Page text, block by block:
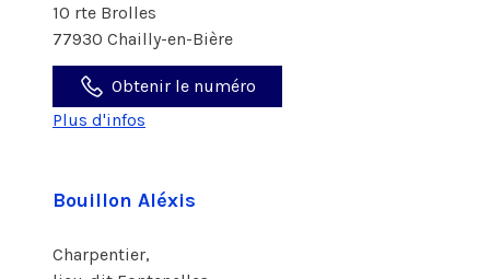
10 rte Brolles
77930 Chailly-en-Bière
Obtenir le numéro
Plus d'infos
Bouillon Aléxis
Charpentier,